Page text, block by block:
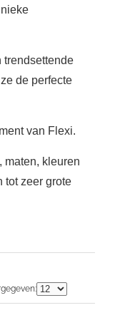
trendsettende
de perfecte
van Flexi.
maten, kleuren
tot zeer grote